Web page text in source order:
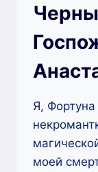
Я,
моей